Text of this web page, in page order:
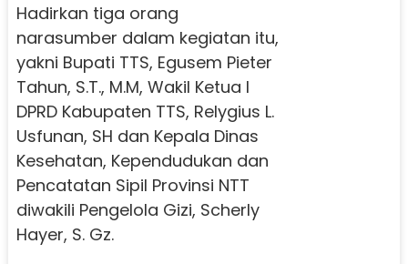
Hadirkan tiga orang
narasumber dalam kegiatan itu,
yakni Bupati TTS, Egusem Pieter
Tahun, S.T., M.M, Wakil Ketua I
DPRD Kabupaten TTS, Relygius L.
Usfunan, SH dan Kepala Dinas
Kesehatan, Kependudukan dan
Pencatatan Sipil Provinsi NTT
diwakili Pengelola Gizi, Scherly
Hayer, S. Gz.